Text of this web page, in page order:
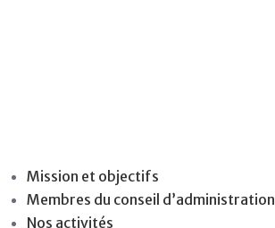
Mission et objectifs
Membres du conseil d’administration
Nos activités